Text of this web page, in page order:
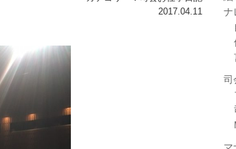
2017.04.11
ナ
司